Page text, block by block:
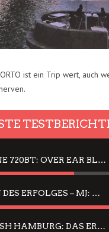
ist ein Trip wert, auch
JBL TUNE 720BT: OVER EAR BLUETOOTH KOPFHÖRER UM DIE 50,-€ IM DAUER-TEST
WEGEN DES ERFOLGES – MJ: MICHAEL JACKSON MUSICAL IN EINER MATINEE SEHEN
JELLYFISH HAMBURG: DAS ERFOLGREICHE SOMMER-MENÜ 2025 IN GEFÜHLEN UND BILDERN